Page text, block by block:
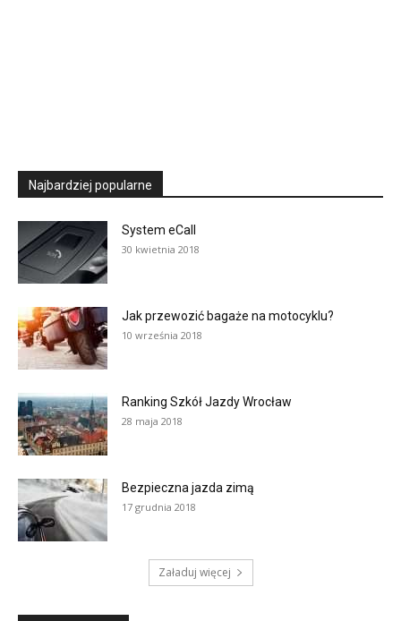
Najbardziej popularne
System eCall
30 kwietnia 2018
Jak przewozić bagaże na motocyklu?
10 września 2018
Ranking Szkół Jazdy Wrocław
28 maja 2018
Bezpieczna jazda zimą
17 grudnia 2018
Załaduj więcej